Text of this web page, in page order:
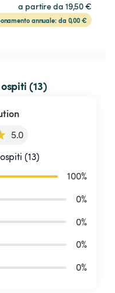
a partire da 19,50 €
annuale: da 0,00 €
(13)
5.0
(13)
100%
0%
0%
0%
0%